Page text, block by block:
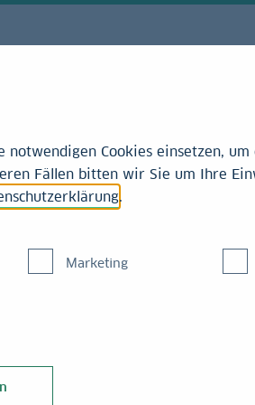
- unsere
eine betriebliche Altersversorgung.
können Zusagen aus guten Perioden,
Das Thema Pensionsmanagement
Cookies einsetzen,
Fällen bitten wir Sie um Ihre
.
Marketing